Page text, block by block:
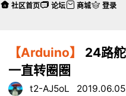
【Arduino】
24路
一直转圈圈
t2-AJ5oL 2019.06.05
社区首页 论坛 商城 登录